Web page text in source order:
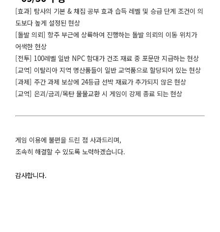
[효과] 탐사의 기본 & 채집 공부 효과 습득 레벨 및 승급 단계 조건이 의
도보다 높게 설정된 현상
[돌발 의뢰] 항주 부근에 상륙하여 진행하는 돌발 의뢰의 이동 위치가
어색한 현상
[전투] 100레벨 일반 NPC 함대가 건조 재료 중 포문만 지급하는 현상
[교역] 이탈리아 지역 명산품들이 일반 교역품으로 할당되어 있는 현상
[과제] 주간 과제 보상에 24등급 선박 재료가 추가되지 않은 현상
[교역] 은괴/금괴/목탄 물물교환 시 게임이 강제 종료 되는 현상
게임 이용에 불편을 드린 점 사과드리며,
조속히 해결할 수 있도록 노력하겠습니다.
감사합니다.